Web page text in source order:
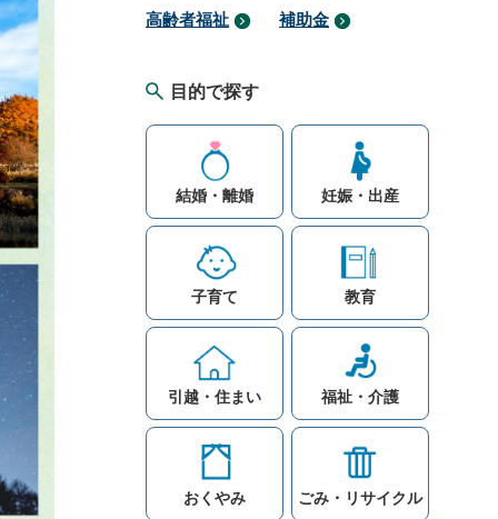
高齢者福祉
補助金
目的で探す
結婚・離婚 妊娠・出産
子育て 教育
引越・住まい 福祉・介護
おくやみ ごみ・リサイクル